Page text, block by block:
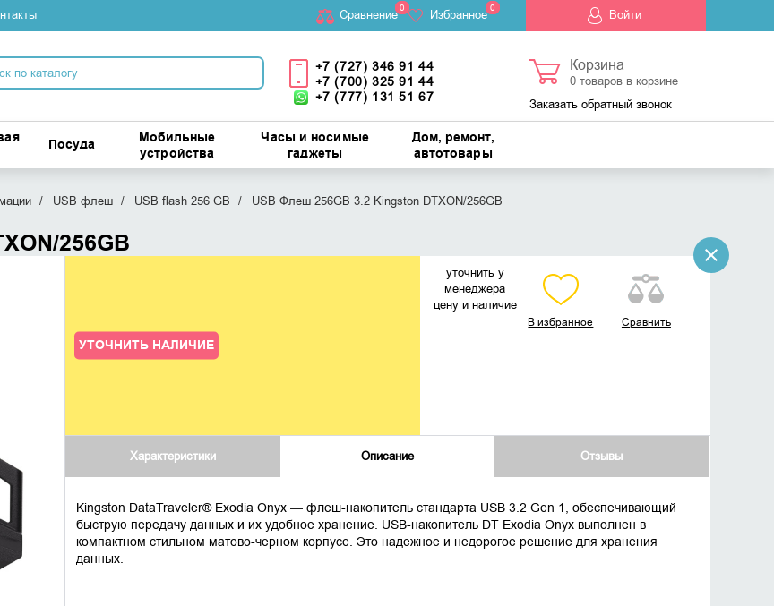
Cравнение0 Избранное 0 Войти
+7 (727) 346 91 44
+7 (700) 325 91 44
+7 (777) 131 51 67
Корзина
0товаров в корзине
Заказать обратный звонок
Посуда
Мобильные
устройства
Часы и носимые
гаджеты
Дом, ремонт,
автотовары
USB флеш USB flash 256 GB USB Флеш 256GB 3.2 Kingston DTXON/256GB
256GB
УТОЧНИТЬ НАЛИЧИЕ
уточнить у
менеджера
цену и наличие
В избранное Сравнить
Характеристики Описание Отзывы
Kingston DataTraveler® Exodia Onyx — флеш-накопитель стандарта USB 3.2 Gen 1, обеспечивающий
быструю передачу данных и их удобное хранение. USB-накопитель DT Exodia Onyx выполнен в
компактном стильном матово-черном корпусе. Это надежное и недорогое решение для хранения
данных.